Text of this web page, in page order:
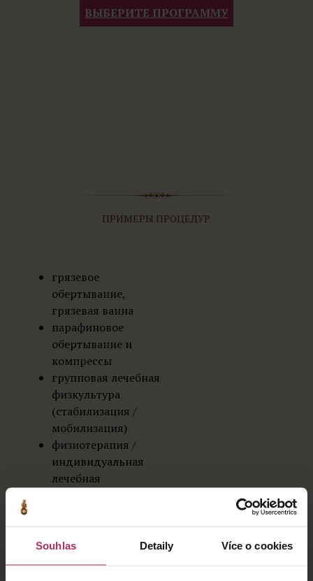
Souhlas Detaily Více o cookies
ВЫБЕРИТЕ ПРОГРАММУ
ПРИМЕРЫ ПРОЦЕДУР
грязевое
обертывание,
грязевая ванна
парафиновое
обертывание и
компрессы
групповая лечебная
физкультура
(стабилизация /
мобилизация)
физиотерапия /
индивидуальная
лечебная
ультразвук